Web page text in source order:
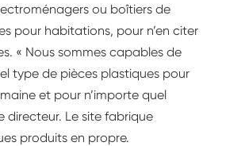
ou boîtiers de
pour habitations, pour n’en citer
« Nous sommes capables de
type de pièces plastiques pour
et pour n’importe quel
directeur. Le site fabrique
produits en propre.